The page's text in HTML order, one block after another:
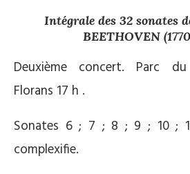
Intégrale des 32 sonates
BEETHOVEN
Deuxième concert. Parc
Florans 17 h .
Sonates 6 ; 7 ; 8 ; 9 ; 10 ;
complexifie.